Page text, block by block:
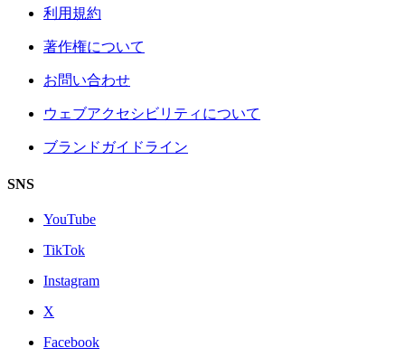
利用規約
著作権について
お問い合わせ
ウェブアクセシビリティについて
ブランドガイドライン
SNS
YouTube
TikTok
Instagram
X
Facebook